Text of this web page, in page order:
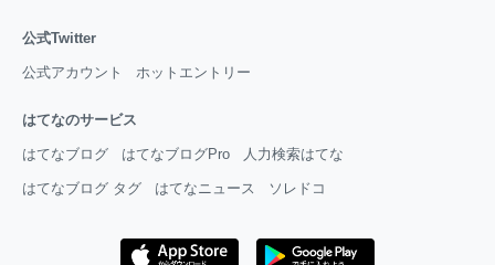
公式Twitter
公式アカウント ホットエントリー
はてなのサービス
はてなブログ はてなブログPro 人力検索はてな
はてなブログ タグ はてなニュース ソレドコ